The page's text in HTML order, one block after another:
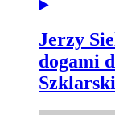
Jerzy
dogami